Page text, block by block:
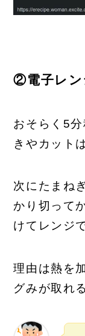
②電子レン
おそらく5
きやカット
次にたまね
かり切って
けてレンジ
理由は熱を
グみが取れ